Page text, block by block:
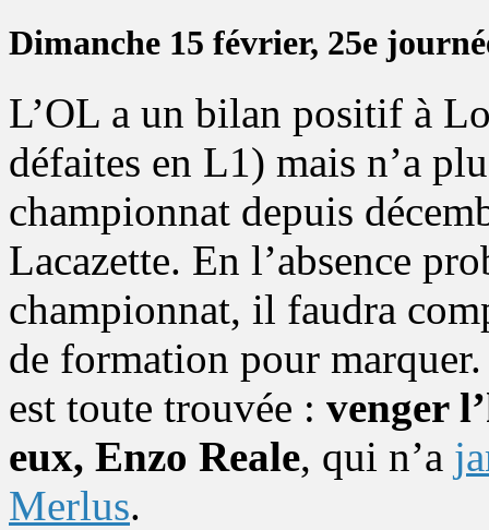
Dimanche 15 février, 25e
L’OL a un bilan positif à
défaites en L1) mais n’a
championnat depuis
Lacazette. En l’absence
championnat, il faudra
de formation pour
est toute trouvée : venger
eux, Enzo Reale, qui n’a
Merlus.